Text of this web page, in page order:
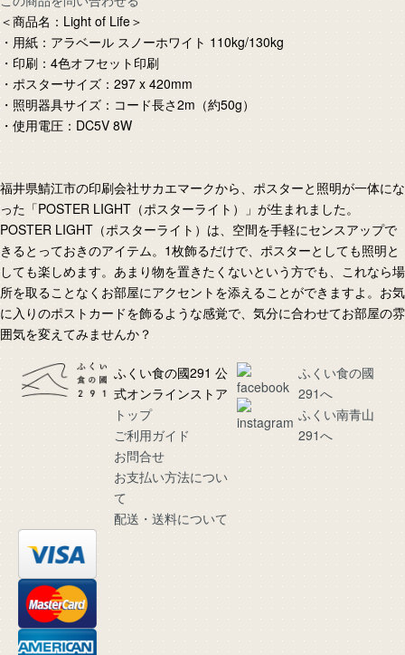
＜商品名：Light of Life＞
・用紙：アラベール スノーホワイト 110kg/130kg
・印刷：4色オフセット印刷
・ポスターサイズ：297 x 420mm
・照明器具サイズ：コード長さ2m（約50g）
・使用電圧：DC5V 8W
福井県鯖江市の印刷会社サカエマークから、ポスターと照明が一体にな
った「POSTER LIGHT（ポスターライト）」が生まれました。
POSTER LIGHT（ポスターライト）は、空間を手軽にセンスアップで
きるとっておきのアイテム。1枚飾るだけで、ポスターとしても照明と
しても楽しめます。あまり物を置きたくないという方でも、これなら場
所を取ることなくお部屋にアクセントを添えることができますよ。お気
に入りのポストカードを飾るような感覚で、気分に合わせてお部屋の雰
囲気を変えてみませんか？
ふくい食の國291 公
式オンラインストア
トップ
ご利用ガイド
お問合せ
お支払い方法につい
て
配送・送料について
ふくい食の國
291へ
ふくい南青山
291へ